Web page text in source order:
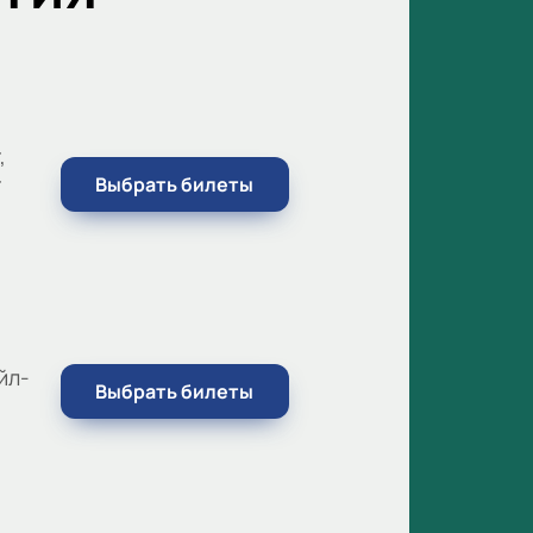
Выбрать билеты
Выбрать билеты